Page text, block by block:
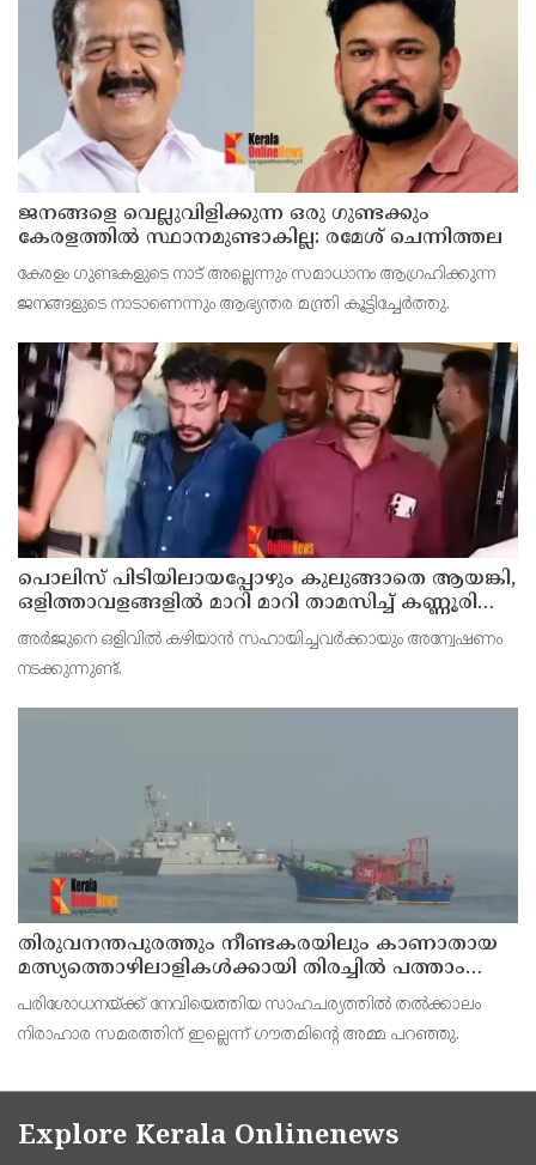
ജനങ്ങളെ വെല്ലുവിളിക്കുന്ന ഒരു ഗുണ്ടക്കും
കേരളത്തില്‍ സ്ഥാനമുണ്ടാകില്ല: രമേശ് ചെന്നിത്തല
കേരളം ഗുണ്ടകളുടെ നാട് അല്ലെന്നും സമാധാനം ആഗ്രഹിക്കുന്ന
ജനങ്ങളുടെ നാടാണെന്നും ആഭ്യന്തര മന്ത്രി കൂട്ടിച്ചേര്‍ത്തു.
പൊലിസ് പിടിയിലായപ്പോഴും കുലുങ്ങാതെ ആയങ്കി,
ഒളിത്താവളങ്ങളില്‍ മാറി മാറി താമസിച്ച് കണ്ണൂരിലെ
ക്വട്ടേഷന്‍ നേതാവ്
അര്‍ജുനെ ഒളിവില്‍ കഴിയാന്‍ സഹായിച്ചവര്‍ക്കായും അന്വേഷണം
നടക്കുന്നുണ്ട്.
തിരുവനന്തപുരത്തും നീണ്ടകരയിലും കാണാതായ
മത്സ്യത്തൊഴിലാളികള്‍ക്കായി തിരച്ചില്‍ പത്താം
ദിവസത്തിലേക്ക്
പരിശോധനയ്ക്ക് നേവിയെത്തിയ സാഹചര്യത്തില്‍ തല്‍ക്കാലം
നിരാഹാര സമരത്തിന് ഇല്ലെന്ന് ഗൗതമിന്റെ അമ്മ പറഞ്ഞു.
Explore Kerala Onlinenews